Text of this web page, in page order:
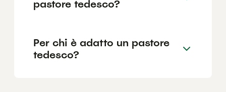
pastore tedesco?
Per chi è adatto un pastore
tedesco?